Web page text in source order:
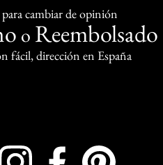
para cambiar de opinión
o Reembolsado
fácil, dirección en España
InstagramFacebook